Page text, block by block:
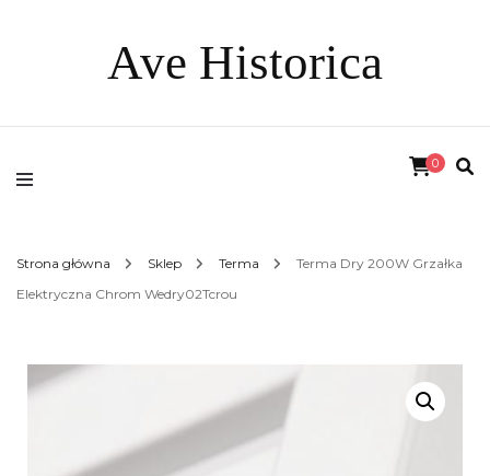
Ave Historica
0
Strona główna Sklep Terma
Terma Dry 200W Grzałka
Elektryczna Chrom Wedry02Tcrou